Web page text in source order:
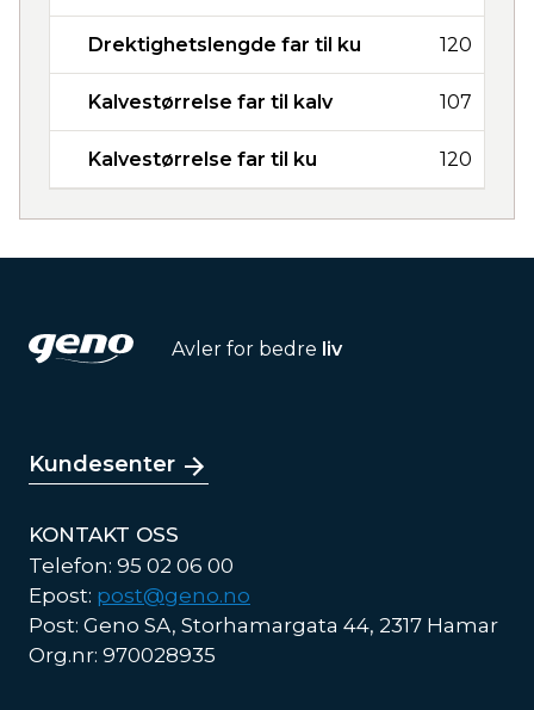
Drektighetslengde far til ku 120
Kalvestørrelse far til kalv 107
Kalvestørrelse far til ku 120
Avler for bedre liv
Kundesenter
KONTAKT OSS
Telefon: 95 02 06 00
Epost: post@geno.no
Post: Geno SA, Storhamargata 44, 2317 Hamar
Org.nr: 970028935